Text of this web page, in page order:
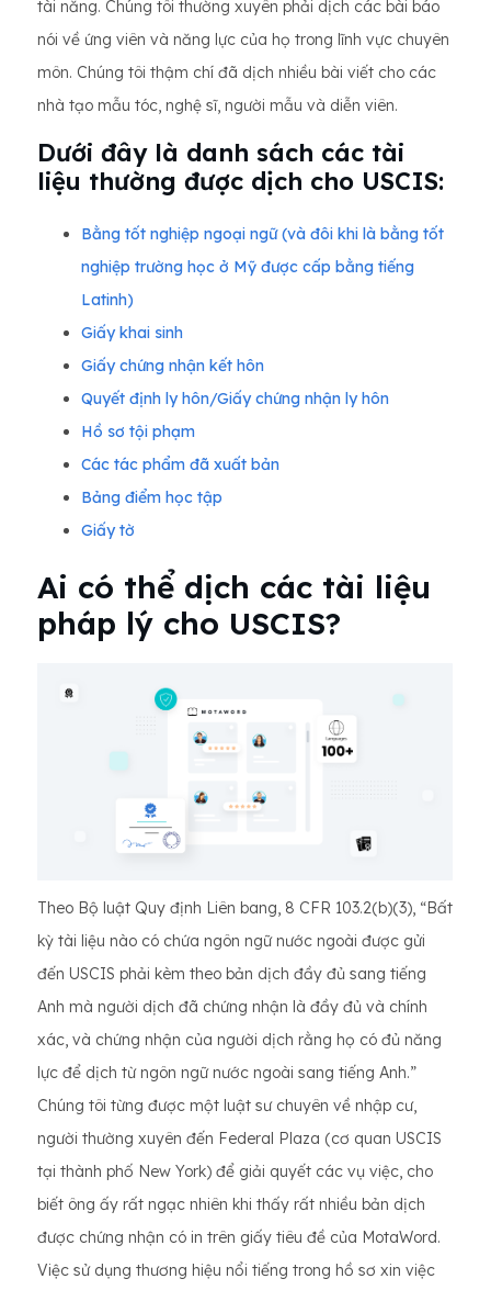
tài năng. Chúng tôi thường xuyên phải dịch các bài báo
nói về ứng viên và năng lực của họ trong lĩnh vực chuyên
môn. Chúng tôi thậm chí đã dịch nhiều bài viết cho các
nhà tạo mẫu tóc, nghệ sĩ, người mẫu và diễn viên.
Dưới đây là danh sách các tài
liệu thường được dịch cho USCIS:
Bằng tốt nghiệp ngoại ngữ (và đôi khi là bằng tốt
nghiệp trường học ở Mỹ được cấp bằng tiếng
Latinh)
Giấy khai sinh
Giấy chứng nhận kết hôn
Quyết định ly hôn/Giấy chứng nhận ly hôn
Hồ sơ tội phạm
Các tác phẩm đã xuất bản
Bảng điểm học tập
Giấy tờ
Ai có thể dịch các tài liệu
pháp lý cho USCIS?
Theo Bộ luật Quy định Liên bang, 8 CFR 103.2(b)(3), “Bất
kỳ tài liệu nào có chứa ngôn ngữ nước ngoài được gửi
đến USCIS phải kèm theo bản dịch đầy đủ sang tiếng
Anh mà người dịch đã chứng nhận là đầy đủ và chính
xác, và chứng nhận của người dịch rằng họ có đủ năng
lực để dịch từ ngôn ngữ nước ngoài sang tiếng Anh.”
Chúng tôi từng được một luật sư chuyên về nhập cư,
người thường xuyên đến Federal Plaza (cơ quan USCIS
tại thành phố New York) để giải quyết các vụ việc, cho
biết ông ấy rất ngạc nhiên khi thấy rất nhiều bản dịch
được chứng nhận có in trên giấy tiêu đề của MotaWord.
Việc sử dụng thương hiệu nổi tiếng trong hồ sơ xin việc